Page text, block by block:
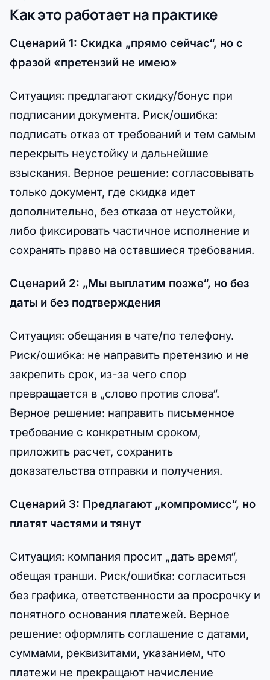
Как это работает на практике
Сценарий 1: Скидка „прямо сейчас“, но с
фразой «претензий не имею»
Ситуация: предлагают скидку/бонус при
подписании документа. Риск/ошибка:
подписать отказ от требований и тем самым
перекрыть неустойку и дальнейшие
взыскания. Верное решение: согласовывать
только документ, где скидка идет
дополнительно, без отказа от неустойки,
либо фиксировать частичное исполнение и
сохранять право на оставшиеся требования.
Сценарий 2: „Мы выплатим позже“, но без
даты и без подтверждения
Ситуация: обещания в чате/по телефону.
Риск/ошибка: не направить претензию и не
закрепить срок, из-за чего спор
превращается в „слово против слова“.
Верное решение: направить письменное
требование с конкретным сроком,
приложить расчет, сохранить
доказательства отправки и получения.
Сценарий 3: Предлагают „компромисс“, но
платят частями и тянут
Ситуация: компания просит „дать время“,
обещая транши. Риск/ошибка: согласиться
без графика, ответственности за просрочку и
понятного основания платежей. Верное
решение: оформлять соглашение с датами,
суммами, реквизитами, указанием, что
платежи не прекращают начисление